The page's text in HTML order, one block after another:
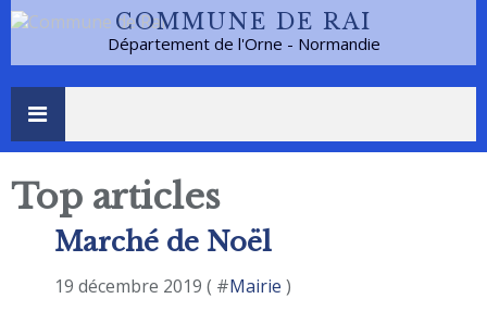
COMMUNE DE RAI
Département de l'Orne - Normandie
Top articles
Marché de Noël
19 décembre 2019 ( #Mairie )